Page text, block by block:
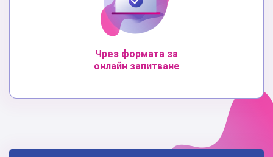
Чрез формата за
онлайн запитване